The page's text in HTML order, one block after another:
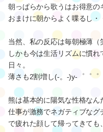
朝っぱらから歌うはお得意の
おまけに朝からよく喋るし・
当然、私の反応は毎朝極薄（
しかも今は生活リズムに慣
日々。
薄さも2割増し(-。-)y-゜゜゜
熊は基本的に陽気な性格なん
仕事が激務でネガティブな
で疲れた顔して帰ってきても